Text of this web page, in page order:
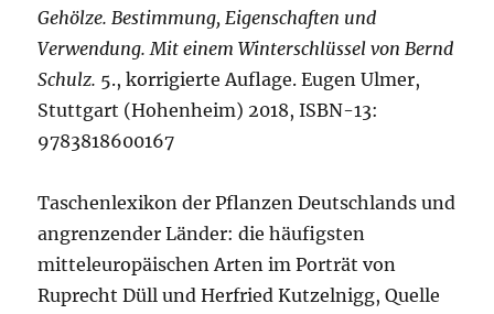
Gehölze. Bestimmung, Eigenschaften und
Verwendung. Mit einem Winterschlüssel von Bernd
Schulz. 5., korrigierte Auflage. Eugen Ulmer,
Stuttgart (Hohenheim) 2018, ISBN-13:
9783818600167
Taschenlexikon der Pflanzen Deutschlands und
angrenzender Länder: die häufigsten
mitteleuropäischen Arten im Porträt von
Ruprecht Düll und Herfried Kutzelnigg, Quelle